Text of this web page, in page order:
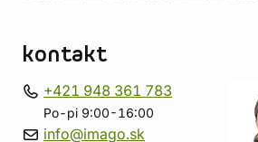
kontakt
+421 948 361 783
Po-pi 9:00-16:00
info@imago.sk